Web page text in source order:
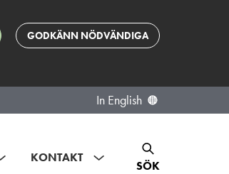
GODKÄNN NÖDVÄNDIGA
In English
KONTAKT
SÖK